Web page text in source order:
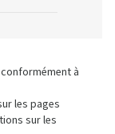
à
les pages
sur les